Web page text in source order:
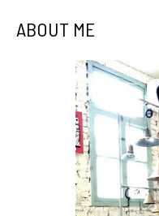
ABOUT ME